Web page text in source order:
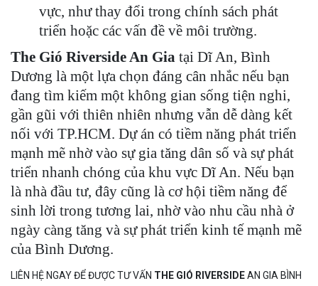
vực, như thay đổi trong chính sách phát
triển hoặc các vấn đề về môi trường.
The Gió Riverside An Gia tại Dĩ An, Bình
Dương là một lựa chọn đáng cân nhắc nếu bạn
đang tìm kiếm một không gian sống tiện nghi,
gần gũi với thiên nhiên nhưng vẫn dễ dàng kết
nối với TP.HCM. Dự án có tiềm năng phát triển
mạnh mẽ nhờ vào sự gia tăng dân số và sự phát
triển nhanh chóng của khu vực Dĩ An. Nếu bạn
là nhà đầu tư, đây cũng là cơ hội tiềm năng để
sinh lời trong tương lai, nhờ vào nhu cầu nhà ở
ngày càng tăng và sự phát triển kinh tế mạnh mẽ
của Bình Dương.
LIÊN HỆ NGAY ĐỂ ĐƯỢC TƯ VẤN THE GIÓ RIVERSIDEAN GIA BÌNH